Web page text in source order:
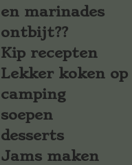
en marinades
ontbijt??
Kip recepten
Lekker koken op
camping
soepen
desserts
Jams maken